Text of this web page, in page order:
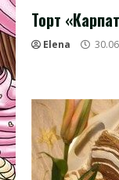
Торт
Elena